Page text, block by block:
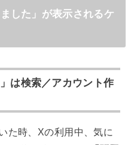
した」が表示されるケ
は検索／アカウント作
た時、Xの利用中、気に